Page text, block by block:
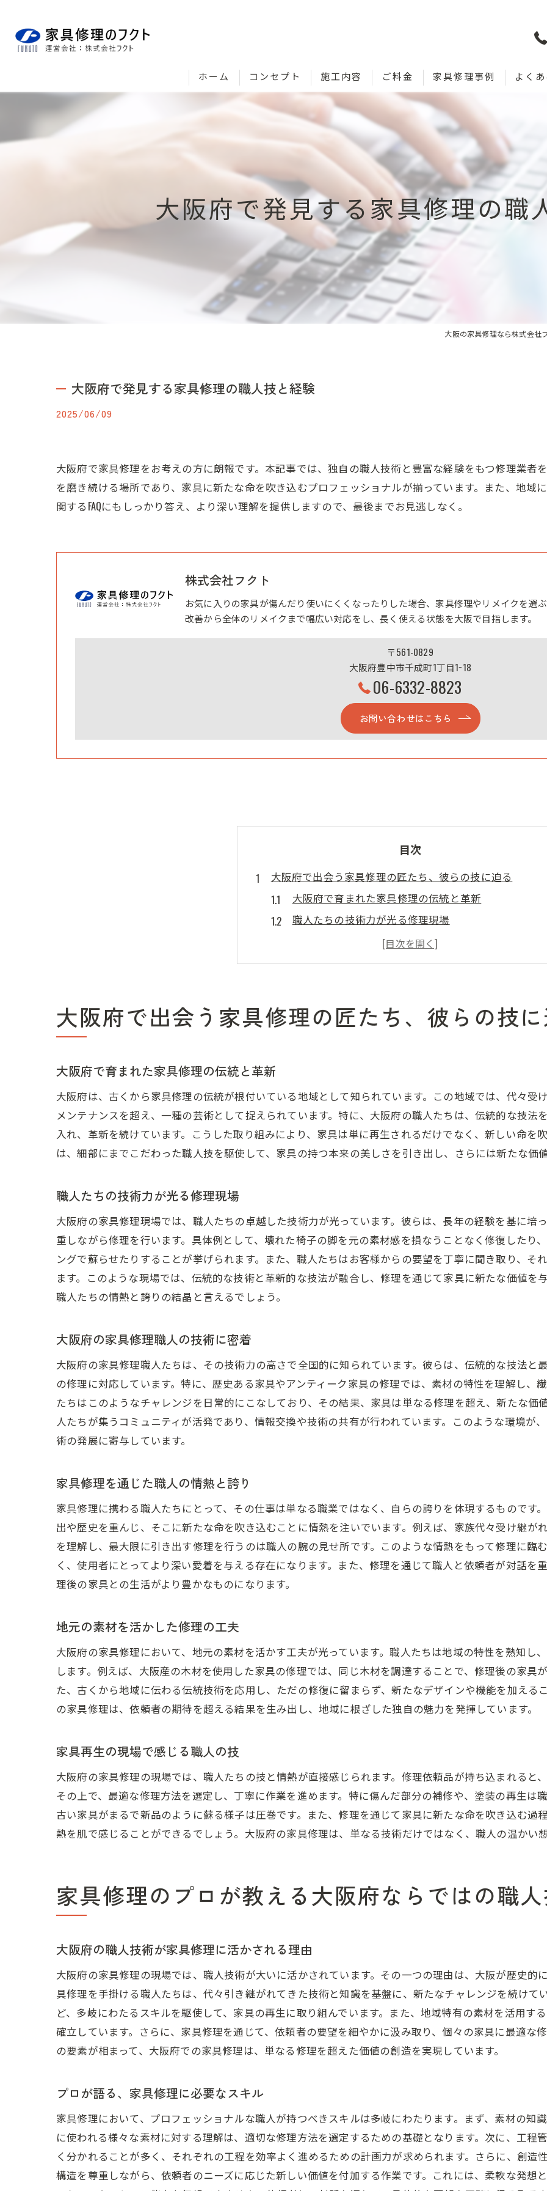
ホーム コンセプト 施工内容 ご料金 家具修理事例 よく
大阪府で発見する家具修理の職
大阪の家具修理なら株式会社
大阪府で発見する家具修理の職人技と経験
2025/06/09
大阪府で家具修理をお考えの方に朗報です。本記事では、独自の職人技術と豊富な経験をもつ修理業者
を磨き続ける場所であり、家具に新たな命を吹き込むプロフェッショナルが揃っています。また、地域
関するFAQにもしっかり答え、より深い理解を提供しますので、最後までお見逃しなく。
株式会社フクト
お気に入りの家具が傷んだり使いにくくなったりした場合、家具修理やリメイクを選
改善から全体のリメイクまで幅広い対応をし、長く使える状態を大阪で目指します。
〒561-0829
大阪府豊中市千成町1丁目1−18
06-6332-8823
お問い合わせはこちら
目次
大阪府で出会う家具修理の匠たち、彼らの技に迫る
大阪府で育まれた家具修理の伝統と革新
職人たちの技術力が光る修理現場
大阪府の家具修理職人の技術に密着
家具修理を通じた職人の情熱と誇り
家具再生の現場で感じる職人の技
家具修理のプロが教える大阪府ならではの職人技
家具修理職人が教える、修理のポイント
大阪府の家具修理業界の最新トレンド
職人の技が生きる修理プロセスの秘密
大阪府の職人たちが語る、修理へのこだわり
職人たちが見た、大阪府の家具修理の変遷
地域のニーズに応える修理技術の進化
地元の文化が育んだ修理へのアプローチ
大阪府で家具修理を続ける職人たちの声
修理後の家具に付加される新たな価値とは
職人技が生む、家具の新しい魅力
大阪府の技術を活かした家具のトランスフォーメーシ
大阪府の家具修理と地域コミュニティの連携
家具修理を通じた地域活性化の試み
地元住民に愛される家具修理サービスの秘訣
ニーズに応えるカスタムメイド修理の魅力
家具修理業者が提案するオーダーメイドプラン
カスタムメイドの修理が可能にする家具の個性
大阪府で人気のカスタムメイド修理とは
家具を蘇らせる大阪府の修理職人、その魅力に迫る
大阪府の修理職人が持つ多様な技術
家具に新たな命を吹き込む職人たちの秘訣
修理職人が語る、家具再生への情熱
職人技がもたらす、家具の新しいストーリー
家具修理を通じた職人とお客様の関係
家具修理を依頼する前に知っておきたいこと
大阪府での家具修理に関するよくある質問
家具修理業者選びのポイント
修理依頼前に確認すべき費用と時間
大阪府で信頼できる家具修理業者を見つける方法
修理プロセスにおけるトラブルシューティング
大阪府で出会う家具修理の匠たち、彼らの技
大阪府で育まれた家具修理の伝統と革新
大阪府は、古くから家具修理の伝統が根付いている地域として知られています。この地域では、代々受
メンテナンスを超え、一種の芸術として捉えられています。特に、大阪府の職人たちは、伝統的な技法
入れ、革新を続けています。こうした取り組みにより、家具は単に再生されるだけでなく、新しい命を
は、細部にまでこだわった職人技を駆使して、家具の持つ本来の美しさを引き出し、さらには新たな価
職人たちの技術力が光る修理現場
大阪府の家具修理現場では、職人たちの卓越した技術力が光っています。彼らは、長年の経験を基に培
重しながら修理を行います。具体例として、壊れた椅子の脚を元の素材感を損なうことなく修復したり
ングで蘇らせたりすることが挙げられます。また、職人たちはお客様からの要望を丁寧に聞き取り、そ
ます。このような現場では、伝統的な技術と革新的な技法が融合し、修理を通じて家具に新たな価値を
職人たちの情熱と誇りの結晶と言えるでしょう。
大阪府の家具修理職人の技術に密着
大阪府の家具修理職人たちは、その技術力の高さで全国的に知られています。彼らは、伝統的な技法と
の修理に対応しています。特に、歴史ある家具やアンティーク家具の修理では、素材の特性を理解し、
たちはこのようなチャレンジを日常的にこなしており、その結果、家具は単なる修理を超え、新たな価
人たちが集うコミュニティが活発であり、情報交換や技術の共有が行われています。このような環境が
術の発展に寄与しています。
家具修理を通じた職人の情熱と誇り
家具修理に携わる職人たちにとって、その仕事は単なる職業ではなく、自らの誇りを体現するものです
出や歴史を重んじ、そこに新たな命を吹き込むことに情熱を注いでいます。例えば、家族代々受け継が
を理解し、最大限に引き出す修理を行うのは職人の腕の見せ所です。このような情熱をもって修理に臨
く、使用者にとってより深い愛着を与える存在になります。また、修理を通じて職人と依頼者が対話を
理後の家具との生活がより豊かなものになります。
地元の素材を活かした修理の工夫
大阪府の家具修理において、地元の素材を活かす工夫が光っています。職人たちは地域の特性を熟知し
します。例えば、大阪産の木材を使用した家具の修理では、同じ木材を調達することで、修理後の家具
た、古くから地域に伝わる伝統技術を応用し、ただの修復に留まらず、新たなデザインや機能を加える
の家具修理は、依頼者の期待を超える結果を生み出し、地域に根ざした独自の魅力を発揮しています。
家具再生の現場で感じる職人の技
大阪府の家具修理の現場では、職人たちの技と情熱が直接感じられます。修理依頼品が持ち込まれると
その上で、最適な修理方法を選定し、丁寧に作業を進めます。特に傷んだ部分の補修や、塗装の再生は
古い家具がまるで新品のように蘇る様子は圧巻です。また、修理を通じて家具に新たな命を吹き込む過
熱を肌で感じることができるでしょう。大阪府の家具修理は、単なる技術だけではなく、職人の温かい
家具修理のプロが教える大阪府ならではの職
大阪府の職人技術が家具修理に活かされる理由
大阪府の家具修理の現場では、職人技術が大いに活かされています。その一つの理由は、大阪が歴史的
具修理を手掛ける職人たちは、代々引き継がれてきた技術と知識を基盤に、新たなチャレンジを続けて
ど、多岐にわたるスキルを駆使して、家具の再生に取り組んでいます。また、地域特有の素材を活用す
確立しています。さらに、家具修理を通じて、依頼者の要望を細やかに汲み取り、個々の家具に最適な
の要素が相まって、大阪府での家具修理は、単なる修理を超えた価値の創造を実現しています。
プロが語る、家具修理に必要なスキル
家具修理において、プロフェッショナルな職人が持つべきスキルは多岐にわたります。まず、素材の知
に使われる様々な素材に対する理解は、適切な修理方法を選定するための基礎となります。次に、工程
く分かれることが多く、それぞれの工程を効率よく進めるための計画力が求められます。さらに、創造
構造を尊重しながら、依頼者のニーズに応じた新しい価値を付加する作業です。これには、柔軟な発想